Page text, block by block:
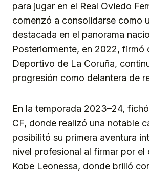
para jugar en el Real Oviedo
comenzó a consolidarse como
destacada en el panorama
Posteriormente, en 2022, firmó
Deportivo de La Coruña,
progresión como delantera de
En la temporada 2023–24,
CF, donde realizó una notable
posibilitó su primera aventura
nivel profesional al firmar por el
Kobe Leonessa, donde brilló